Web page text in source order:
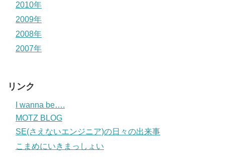
2010年
2009年
2008年
2007年
リンク
I wanna be….
MOTZ BLOG
SE(さえないエンジニア)の日々の出来事
こまめにいきまっしょい